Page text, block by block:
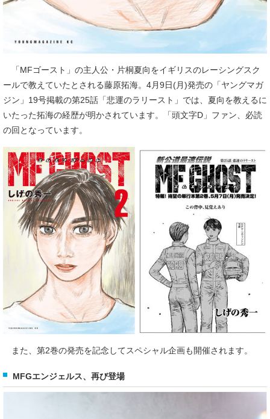
「MFゴースト」の主人公・片桐夏向をイギリスのレーシングスク
ールで教えていたとされる藤原拓海。4月9日(月)発売の「ヤングマガ
ジン」19号掲載の第25話「悲運のラリースト」では、夏向を教えるに
いたった拓海の経歴が明かされています。「頭文字D」ファン、必読
の回となっています。
また、第2巻の発売を記念してスペシャル企画も開催されます。
MFGエンジェルス、再び登場